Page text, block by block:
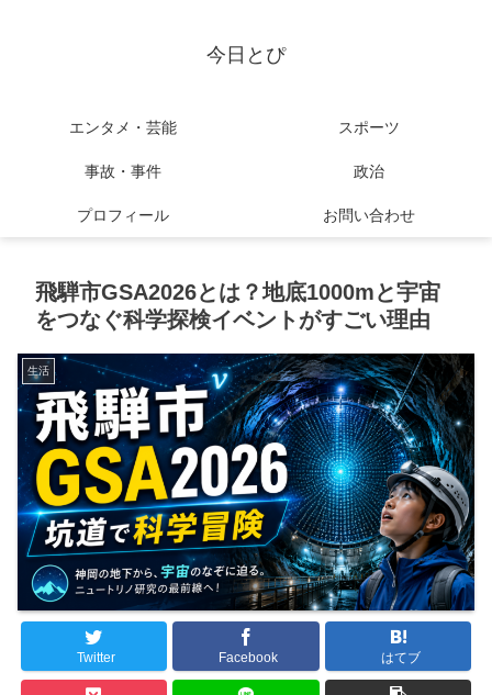
今日とぴ
エンタメ・芸能 スポーツ
事故・事件 政治
プロフィール お問い合わせ
飛騨市GSA2026とは？地底1000mと宇宙
をつなぐ科学探検イベントがすごい理由
生活
Twitter Facebook はてブ